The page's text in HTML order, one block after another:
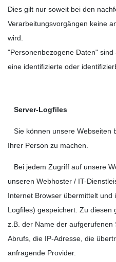
Dies gilt nur soweit bei den
Verarbeitungsvorgängen keine
wird.
"Personenbezogene Daten"
eine identifizierte oder
Server-Logfiles
Sie können unsere Webseiten
Ihrer Person zu machen.
Bei jedem Zugriff auf unsere
unseren Webhoster / IT-
Internet Browser übermittelt und
Logfiles) gespeichert. Zu diesen
z.B. der Name der
Abrufs, die IP-Adresse, die
anfragende Provider.